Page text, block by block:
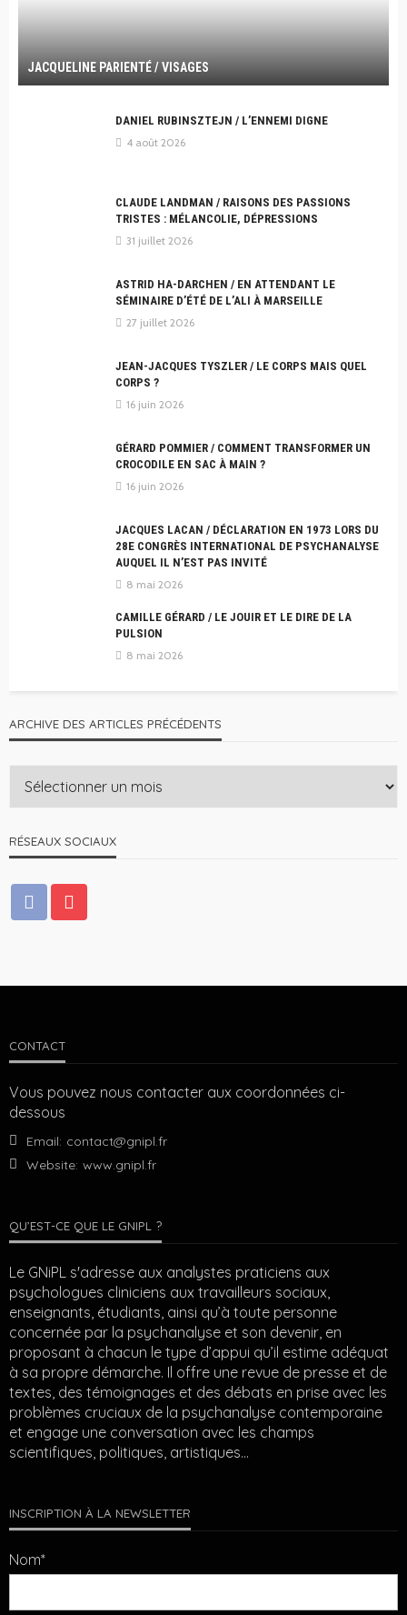
JACQUELINE PARIENTÉ / VISAGES
DANIEL RUBINSZTEJN / L’ENNEMI DIGNE
4 août 2026
CLAUDE LANDMAN / RAISONS DES PASSIONS
TRISTES : MÉLANCOLIE, DÉPRESSIONS
31 juillet 2026
ASTRID HA-DARCHEN / EN ATTENDANT LE
SÉMINAIRE D’ÉTÉ DE L’ALI À MARSEILLE
27 juillet 2026
JEAN-JACQUES TYSZLER / LE CORPS MAIS QUEL
CORPS ?
16 juin 2026
GÉRARD POMMIER / COMMENT TRANSFORMER UN
CROCODILE EN SAC À MAIN ?
16 juin 2026
JACQUES LACAN / DÉCLARATION EN 1973 LORS DU
28E CONGRÈS INTERNATIONAL DE PSYCHANALYSE
AUQUEL IL N’EST PAS INVITÉ
8 mai 2026
CAMILLE GÉRARD / LE JOUIR ET LE DIRE DE LA
PULSION
8 mai 2026
ARCHIVE DES ARTICLES PRÉCÉDENTS
RÉSEAUX SOCIAUX
CONTACT
Vous pouvez nous contacter aux coordonnées ci-
dessous
Email: contact@gnipl.fr
Website: www.gnipl.fr
QU’EST-CE QUE LE GNIPL ?
Le GNiPL s'adresse aux analystes praticiens aux
psychologues cliniciens aux travailleurs sociaux,
enseignants, étudiants, ainsi qu’à toute personne
concernée par la psychanalyse et son devenir, en
proposant à chacun le type d’appui qu’il estime adéquat
à sa propre démarche. Il offre une revue de presse et de
textes, des témoignages et des débats en prise avec les
problèmes cruciaux de la psychanalyse contemporaine
et engage une conversation avec les champs
scientifiques, politiques, artistiques…
INSCRIPTION À LA NEWSLETTER
Nom*